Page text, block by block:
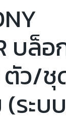
บล็
ตัว/ชุ
ระบ